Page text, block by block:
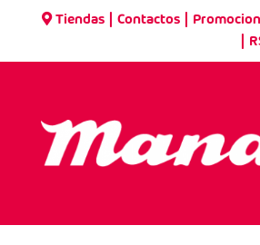
Tiendas |Contactos